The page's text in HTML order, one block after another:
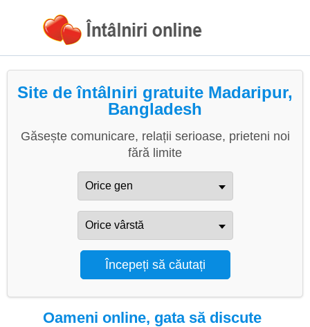
Site de întâlniri gratuite Madaripur,
Bangladesh
Găsește comunicare, relații serioase, prieteni noi
fără limite
Oameni online, gata să discute